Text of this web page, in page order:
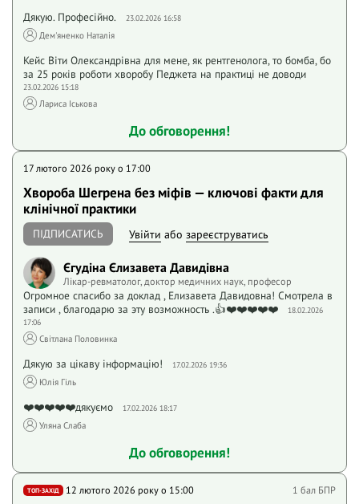
Дякую. Професійно. 23.02.2026 16:58
Дем'яненко Наталія
Кейс Віти Олександрівна для мене, як рентгенолога, то бомба, бо
за 25 років роботи хворобу Педжета на практиці не доводи
23.02.2026 15:18
Лариса Іськова
До обговорення!
17 лютого 2026 року o 17:00
Хвороба Шегрена без міфів — ключові факти для
клінічної практики
ПІДПИСАТИСЬ Увійти або зареєструватись
Єгудіна Єлизавета Давидівна
Лікар-ревматолог, доктор медичних наук, професор
Огромное спасибо за доклад , Елизавета Давидовна! Смотрела в
записи , благодарю за эту возможность .👍❤️❤️❤️❤️❤️
18.02.2026
17:06
Світлана Половинка
Дякую за цікаву інформацію! 17.02.2026 19:36
Юлія Гіль
❤️❤️❤️❤️❤️дякуємо 17.02.2026 18:17
Уляна Слаба
До обговорення!
ТОП-ЗАХІД 12 лютого 2026 року o 15:00 1 бал БПР